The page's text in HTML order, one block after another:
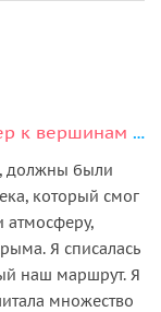
Калейдоскоп впечатлений: от пещер к вершинам (из Алушты)
должны были
который смог
атмосферу,
Я списалась
наш маршрут. Я
множество